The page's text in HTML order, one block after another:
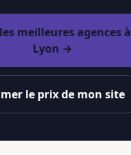
meilleures agences à
Lyon →
le prix de mon site